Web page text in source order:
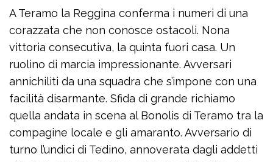
A Teramo la Reggina conferma i numeri di una
corazzata che non conosce ostacoli. Nona
vittoria consecutiva, la quinta fuori casa. Un
ruolino di marcia impressionante. Avversari
annichiliti da una squadra che s’impone con una
facilità disarmante. Sfida di grande richiamo
quella andata in scena al Bonolis di Teramo tra la
compagine locale e gli amaranto. Avversario di
turno l’undici di Tedino, annoverata dagli addetti